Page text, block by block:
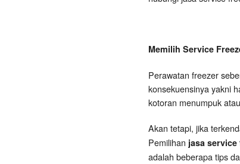
Memilih Service
Perawatan freezer
konsekuensinya yakni
kotoran menumpuk
Akan tetapi, jika
Pemilihan jasa service
adalah beberapa tips